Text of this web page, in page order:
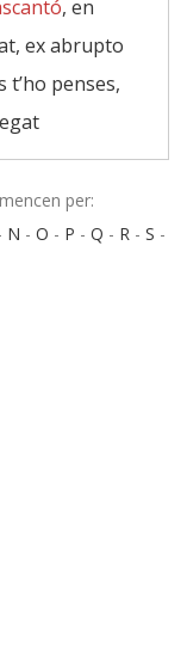
, en
ex abrupto
t’ho penses,
per:
N - O - P - Q - R - S -